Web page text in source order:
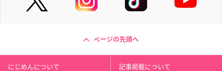
ページの先頭へ
にじめんについて 記事掲載について